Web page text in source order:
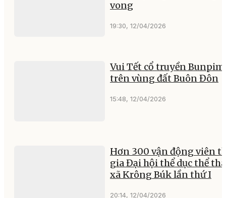
vong
19:30, 12/04/2026
Vui Tết cổ truyền
trên vùng đất Buôn Đôn
15:48, 12/04/2026
Hơn 300 vận động viên
gia Đại hội thể dục thể
xã Krông Búk lần thứ I
20:14, 12/04/2026